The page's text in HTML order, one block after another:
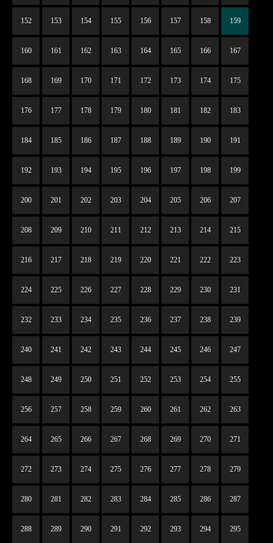
152 153 154 155 156 157 158 159
160 161 162 163 164 165 166 167
168 169 170 171 172 173 174 175
176 177 178 179 180 181 182 183
184 185 186 187 188 189 190 191
192 193 194 195 196 197 198 199
200 201 202 203 204 205 206 207
208 209 210 211 212 213 214 215
216 217 218 219 220 221 222 223
224 225 226 227 228 229 230 231
232 233 234 235 236 237 238 239
240 241 242 243 244 245 246 247
248 249 250 251 252 253 254 255
256 257 258 259 260 261 262 263
264 265 266 267 268 269 270 271
272 273 274 275 276 277 278 279
280 281 282 283 284 285 286 287
288 289 290 291 292 293 294 295